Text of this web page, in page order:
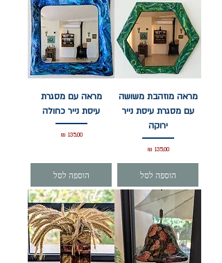
מראה מוזהבת משושה
עם מסגרת עיסת נייר
ירוקה
מחיר‏135.00 ‏₪
הוספה לסל
מראה עם מסגרת
עיסת נייר כחולה
מחיר‏135.00 ‏₪
הוספה לסל